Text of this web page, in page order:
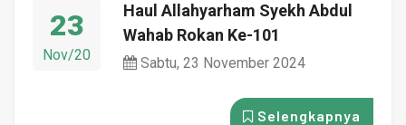
23
Nov/20
Haul Allahyarham Syekh Abdul
Wahab Rokan Ke-101
Sabtu, 23 November 2024
Selengkapnya